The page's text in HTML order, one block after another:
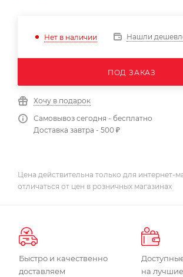
Нет в наличии Нашли
ПОД ЗАКАЗ
Хочу в подарок
Самовывоз сегодня - бесплатно
Доставка завтра - 500 ₽
Цена действительна только для интернет-
отличаться от цен в розничных магазинах
Быстро и качественно
доставляем
на